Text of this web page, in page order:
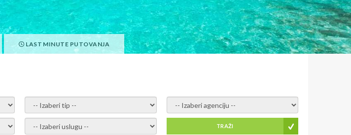
LAST MINUTE PUTOVANJA
- izaberi tip - - izaberi agenciju -
- Izaberite uslugu - TRAŽI